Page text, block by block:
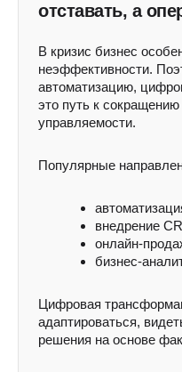
отставать, а
В кризис бизнес
неэффективности.
автоматизацию,
это путь к
управляемости.
Популярные
внедрение
онлайн-
бизнес-
Цифровая
адаптироваться,
решения на основе